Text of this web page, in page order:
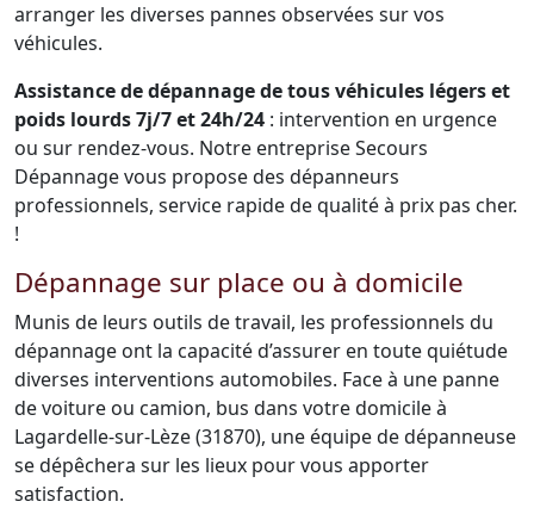
arranger les diverses pannes observées sur vos
véhicules.
Assistance de dépannage de tous véhicules légers et
poids lourds 7j/7 et 24h/24 : intervention en urgence
ou sur rendez-vous. Notre entreprise Secours
Dépannage vous propose des dépanneurs
professionnels, service rapide de qualité à prix pas cher.
!
Dépannage sur place ou à domicile
Munis de leurs outils de travail, les professionnels du
dépannage ont la capacité d’assurer en toute quiétude
diverses interventions automobiles. Face à une panne
de voiture ou camion, bus dans votre domicile à
Lagardelle-sur-Lèze (31870), une équipe de dépanneuse
se dépêchera sur les lieux pour vous apporter
satisfaction.